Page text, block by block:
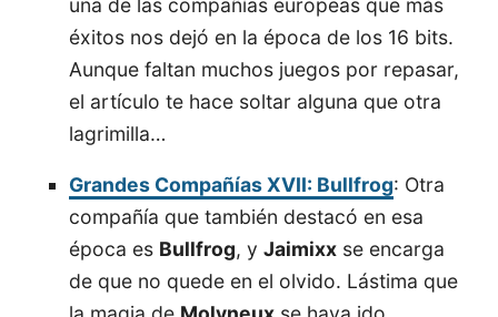
una de las compañías europeas que más
éxitos nos dejó en la época de los 16 bits.
Aunque faltan muchos juegos por repasar,
el artículo te hace soltar alguna que otra
lagrimilla…
Grandes Compañías XVII: Bullfrog: Otra
compañía que también destacó en esa
época es Bullfrog, yJaimixx se encarga
de que no quede en el olvido. Lástima que